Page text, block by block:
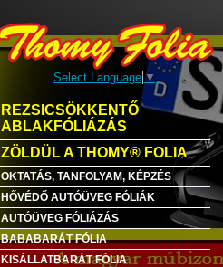
Select Language ▼
REZSICSÖKKENTŐ
ABLAKFÓLIÁZÁS
ZÖLDÜL A THOMY® FOLIA
OKTATÁS, TANFOLYAM, KÉPZÉS
HŐVÉDŐ AUTÓÜVEG FÓLIÁK
AUTÓÜVEG FÓLIÁZÁS
BABABARÁT FÓLIA
KISÁLLATBARÁT FÓLIA